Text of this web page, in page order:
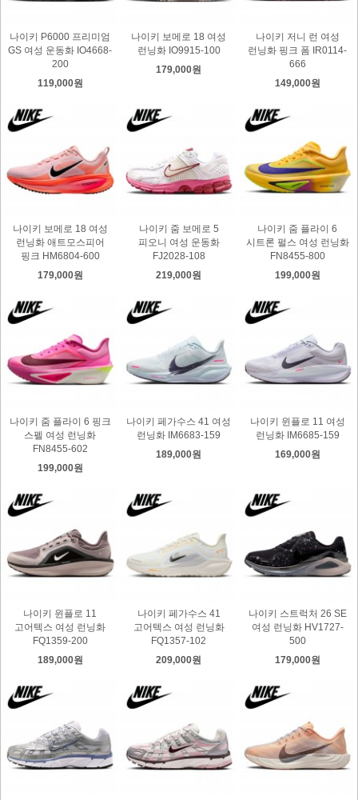
나이키 P6000 프리미엄
GS 여성 운동화 IO4668-
200
119,000원
나이키 보메로 18 여성
런닝화 IO9915-100
179,000원
나이키 저니 런 여성
런닝화 핑크 폼 IR0114-
666
149,000원
나이키 보메로 18 여성
런닝화 애트모스피어
핑크 HM6804-600
179,000원
나이키 줌 보메로 5
피오니 여성 운동화
FJ2028-108
219,000원
나이키 줌 플라이 6
시트론 펄스 여성 런닝화
FN8455-800
199,000원
나이키 줌 플라이 6 핑크
스펠 여성 런닝화
FN8455-602
199,000원
나이키 페가수스 41 여성
런닝화 IM6683-159
189,000원
나이키 윈플로 11 여성
런닝화 IM6685-159
169,000원
나이키 윈플로 11
고어텍스 여성 런닝화
FQ1359-200
189,000원
나이키 페가수스 41
고어텍스 여성 런닝화
FQ1357-102
209,000원
나이키 스트럭처 26 SE
여성 런닝화 HV1727-
500
179,000원